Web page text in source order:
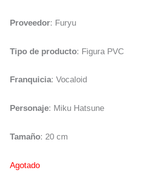
29,95 €.
Proveedor: Furyu
Tipo de producto: Figura PVC
Franquicia: Vocaloid
Personaje: Miku Hatsune
Tamaño: 20 cm
Agotado